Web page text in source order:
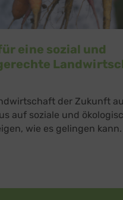
eine sozial und
der Zukunft
auf soziale und
wie es gelingen kann.